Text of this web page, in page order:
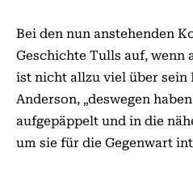
Bei den nun anstehenden
Geschichte Tulls auf, wenn
ist nicht allzu viel über sein
Anderson, „deswegen
aufgepäppelt und in die
um sie für die Gegenwart